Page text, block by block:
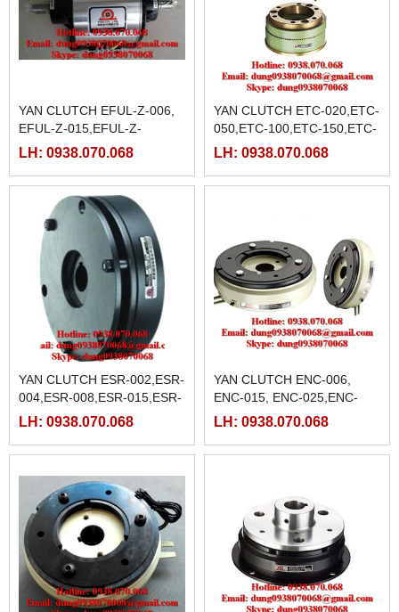
YAN CLUTCH EFUL-Z-006,
EFUL-Z-015,EFUL-Z-
025,EFUL-Z-050,EFUL-Z-
400,EFUL-Z-650,
LH: 0938.070.068
YAN CLUTCH ETC-020,ETC-
050,ETC-100,ETC-150,ETC-
200,ETC-400,ETC-800,ETC-
LH: 0938.070.068
YAN CLUTCH ESR-002,ESR-
004,ESR-008,ESR-015,ESR-
025,ESR-050,ESR-100,ESR-
LH: 0938.070.068
YAN CLUTCH ENC-006,
ENC-015, ENC-025,ENC-
050,ENC-100,ENC-200,ENC-
LH: 0938.070.068